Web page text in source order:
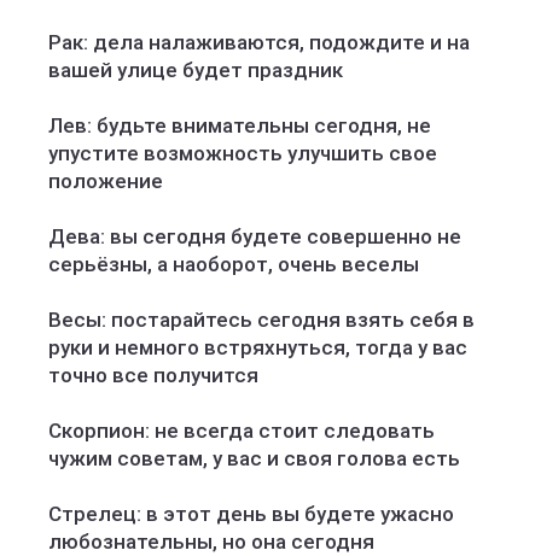
Рак: дела налаживаются, подождите и на
вашей улице будет праздник
Лев: будьте внимательны сегодня, не
упустите возможность улучшить свое
положение
Дева: вы сегодня будете совершенно не
серьёзны, а наоборот, очень веселы
Весы: постарайтесь сегодня взять себя в
руки и немного встряхнуться, тогда у вас
точно все получится
Скорпион: не всегда стоит следовать
чужим советам, у вас и своя голова есть
Стрелец: в этот день вы будете ужасно
любознательны, но она сегодня